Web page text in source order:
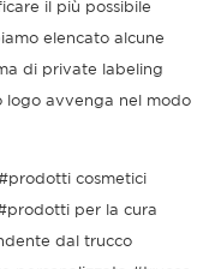
il più possibile
elencato alcune
di private labeling
logo avvenga nel modo
cosmetici
per la cura
dal trucco